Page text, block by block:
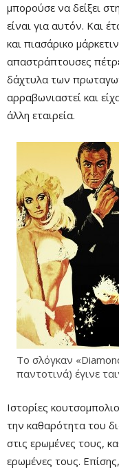
μπορούσε να δείξει
είναι για αυτόν. Και
και πιασάρικο
απαστράπτουσες
δάχτυλα των
αρραβωνιαστεί και
άλλη εταιρεία.
Το σλόγκαν
παντοτινά) έγινε
Ιστορίες
την καθαρότητα του
στις ερωμένες τους,
ερωμένες τους.